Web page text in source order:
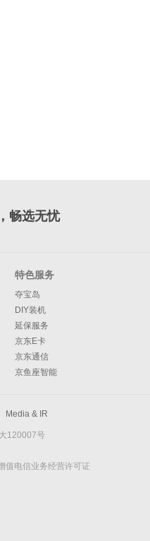
畅选无忧
特色服务
夺宝岛
DIY装机
延保服务
京东E卡
京东通信
京鱼座智能
Media & IR
120007号
值电信业务经营许可证